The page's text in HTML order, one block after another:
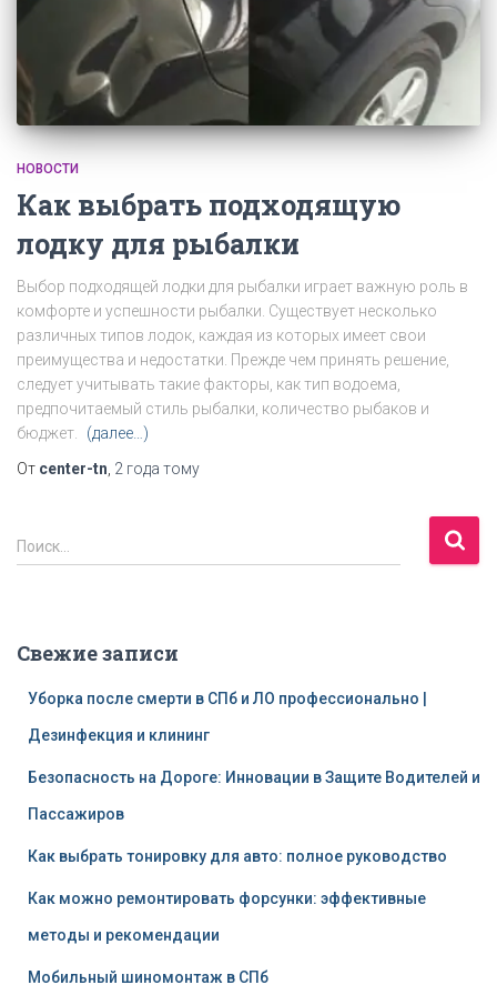
НОВОСТИ
Как выбрать подходящую
лодку для рыбалки
Выбор подходящей лодки для рыбалки играет важную роль в
комфорте и успешности рыбалки. Существует несколько
различных типов лодок, каждая из которых имеет свои
преимущества и недостатки. Прежде чем принять решение,
следует учитывать такие факторы, как тип водоема,
предпочитаемый стиль рыбалки, количество рыбаков и
бюджет.
(далее…)
От center-tn 2 года тому
Н
а
:
Поиск…
Свежие записи
Уборка после смерти в СПб и ЛО профессионально |
Дезинфекция и клининг
Безопасность на Дороге: Инновации в Защите Водителей и
Пассажиров
Как выбрать тонировку для авто: полное руководство
Как можно ремонтировать форсунки: эффективные
методы и рекомендации
Мобильный шиномонтаж в СПб